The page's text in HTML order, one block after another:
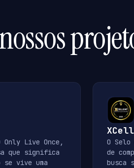
Only Live Once,
que significa
vive uma
O
de
busca